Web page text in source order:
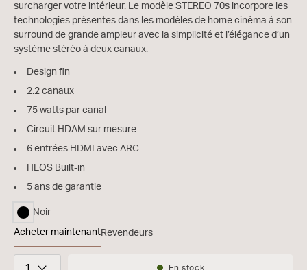
surcharger votre intérieur. Le modèle STEREO 70s incorpore les
technologies présentes dans les modèles de home cinéma à son
surround de grande ampleur avec la simplicité et l’élégance d’un
système stéréo à deux canaux.
Design fin
2.2 canaux
75 watts par canal
Circuit HDAM sur mesure
6 entrées HDMI avec ARC
HEOS Built-in
5 ans de garantie
sélectionné
Noir
Acheter maintenant
STEREO 70s
Revendeurs
En stock